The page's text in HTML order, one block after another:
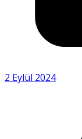
2 Eylül 2024